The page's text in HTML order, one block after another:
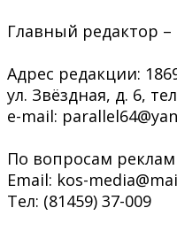
Главный редактор
Адрес редакции:
ул. Звёздная, д. 6,
e-mail:
По вопросам
Email: kos-
Тел: (81459) 37-009